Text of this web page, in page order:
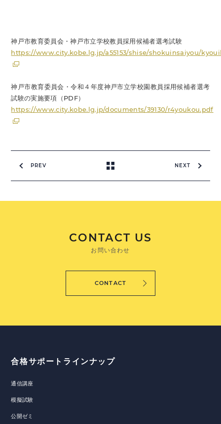
神戸市教育委員会・神戸市立学校教員採用候補者選考試験
https://www.city.kobe.lg.jp/a55153/shise/shokuinsaiyou/
神戸市教育委員会・令和４年度神戸市立学校園教員採用候補者選考
試験の実施要項（PDF）
https://www.city.kobe.lg.jp/documents/39130/r4youkou.pdf
PREV NEXT
CONTACT US
お問い合わせ
CONTACT
合格サポートラインナップ
通信講座
模擬試験
公開ゼミ